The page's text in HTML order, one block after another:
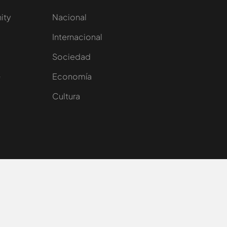
Nacional
Internacional
Sociedad
Economía
Cultura